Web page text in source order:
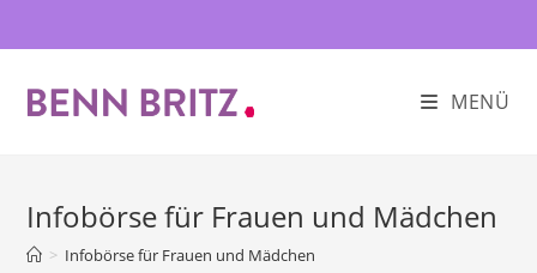
Inhalt
MENÜ
Infobörse für Frauen und Mädchen
> Infobörse für Frauen und Mädchen